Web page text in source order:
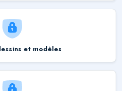
et modèles